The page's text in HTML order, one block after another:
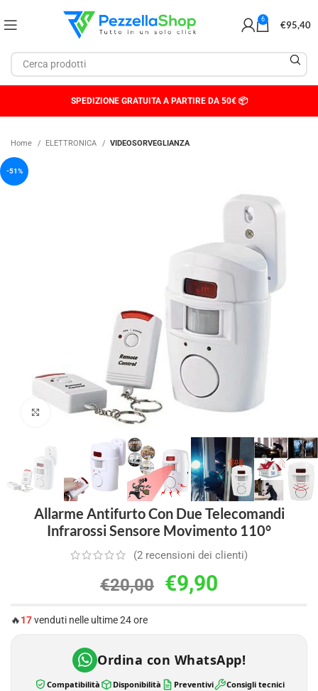
6 €95,40
SPEDIZIONE GRATUITA A PARTIRE DA 50€ 📦
Home ELETTRONICA VIDEOSORVEGLIANZA
-51%
Clicca per ingrandire
Allarme Antifurto Con Due Telecomandi
Infrarossi Sensore Movimento 110°
(2 recensioni dei clienti)
€20,00 €9,90
🔥17venduti nelle ultime 24 ore
Ordina con WhatsApp!
Compatibilità Disponibilità Preventivi
Consigli tecnici